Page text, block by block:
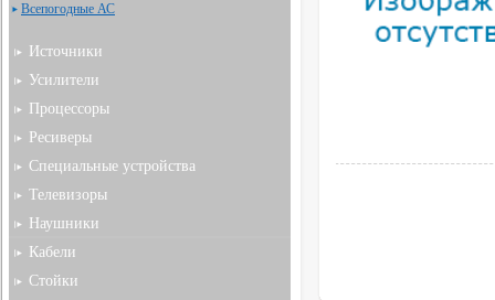
Всепогодные АС
Источники
Усилители
Процессоры
Ресиверы
Специальные устройства
Телевизоры
Наушники
Кабели
Стойки